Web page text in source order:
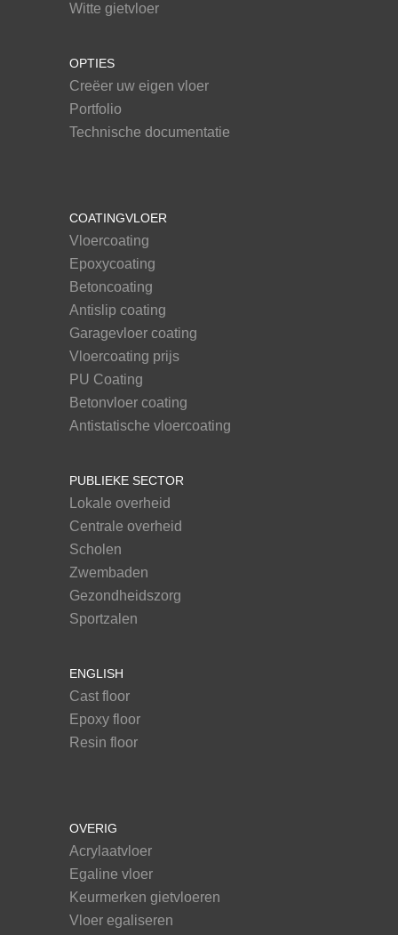
Witte gietvloer
OPTIES
Creëer uw eigen vloer
Portfolio
Technische documentatie
COATINGVLOER
Vloercoating
Epoxycoating
Betoncoating
Antislip coating
Garagevloer coating
Vloercoating prijs
PU Coating
Betonvloer coating
Antistatische vloercoating
PUBLIEKE SECTOR
Lokale overheid
Centrale overheid
Scholen
Zwembaden
Gezondheidszorg
Sportzalen
ENGLISH
Cast floor
Epoxy floor
Resin floor
OVERIG
Acrylaatvloer
Egaline vloer
Keurmerken gietvloeren
Vloer egaliseren